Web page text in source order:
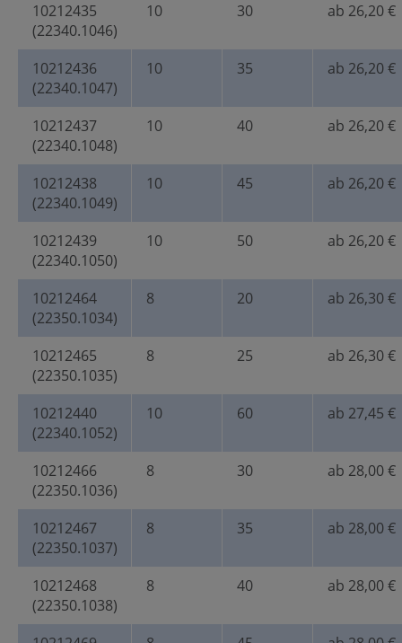
10212435
(22340.1046)
10 30 ab 26,20 €
10212436
(22340.1047)
10 35 ab 26,20 €
10212437
(22340.1048)
10 40 ab 26,20 €
10212438
(22340.1049)
10 45 ab 26,20 €
10212439
(22340.1050)
10 50 ab 26,20 €
10212464
(22350.1034)
8 20 ab 26,30 €
10212465
(22350.1035)
8 25 ab 26,30 €
10212440
(22340.1052)
10 60 ab 27,45 €
10212466
(22350.1036)
8 30 ab 28,00 €
10212467
(22350.1037)
8 35 ab 28,00 €
10212468
(22350.1038)
8 40 ab 28,00 €